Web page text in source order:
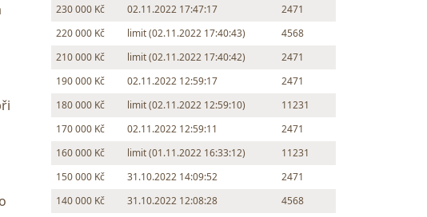
230 000 Kč
02.11.2022 17:47:17
2471
220 000 Kč
limit (02.11.2022 17:40:43)
4568
210 000 Kč
limit (02.11.2022 17:40:42)
2471
190 000 Kč
02.11.2022 12:59:17
2471
180 000 Kč
limit (02.11.2022 12:59:10)
11231
170 000 Kč
02.11.2022 12:59:11
2471
160 000 Kč
limit (01.11.2022 16:33:12)
11231
150 000 Kč
31.10.2022 14:09:52
2471
140 000 Kč
31.10.2022 12:08:28
4568